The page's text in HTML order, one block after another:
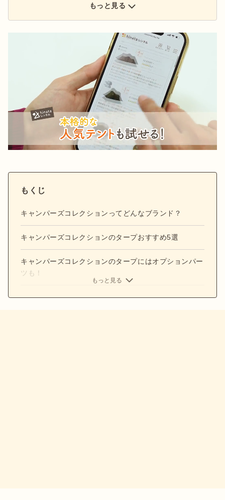
もっと見る
もくじ
キャンパーズコレクションってどんなブランド？
キャンパーズコレクションのタープおすすめ5選
キャンパーズコレクションのタープにはオプションパー
ツも！
もっと見る